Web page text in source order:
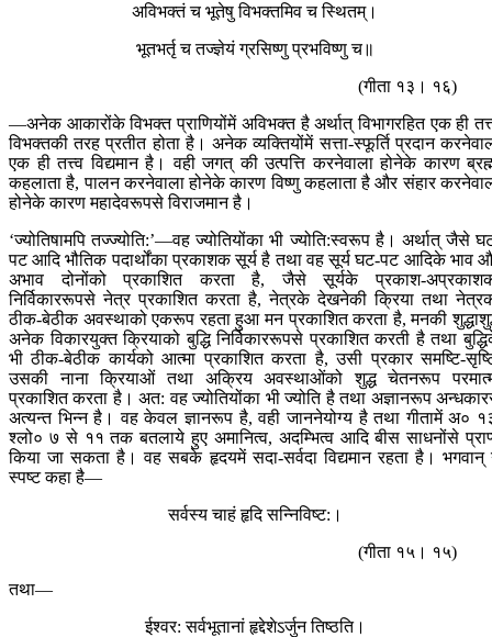
अविभक्तं च भूतेषु विभक्तमिव च स्थितम्।
भूतभर्तृ च तज्ज्ञेयं ग्रसिष्णु प्रभविष्णु च॥
(गीता १३। १६)
—अनेक आकारोंके विभक्त प्राणियोंमें अविभक्त है अर्थात् विभागरहित एक ही
विभक्तकी तरह प्रतीत होता है। अनेक व्यक्तियोंमें सत्ता-स्फूर्ति प्रदान
एक ही तत्त्व विद्यमान है। वही जगत् की उत्पत्ति करनेवाला होनेके कारण
कहलाता है, पालन करनेवाला होनेके कारण विष्णु कहलाता है और संहार
होनेके कारण महादेवरूपसे विराजमान है।
‘ज्योतिषामपि तज्ज्योति:’—वह ज्योतियोंका भी ज्योति:स्वरूप है। अर्थात् जैसे
पट आदि भौतिक पदार्थोंका प्रकाशक सूर्य है तथा वह सूर्य घट-पट आदिके भाव
अभाव दोनोंको प्रकाशित करता है, जैसे सूर्यके प्रकाश-
निर्विकाररूपसे नेत्र प्रकाशित करता है, नेत्रके देखनेकी क्रिया तथा
ठीक-बेठीक अवस्थाको एकरूप रहता हुआ मन प्रकाशित करता है, मनकी
अनेक विकारयुक्त क्रियाको बुद्धि निर्विकाररूपसे प्रकाशित करती है तथा
भी ठीक-बेठीक कार्यको आत्मा प्रकाशित करता है, उसी प्रकार समष्टि-
उसकी नाना क्रियाओं तथा अक्रिय अवस्थाओंको शुद्ध चेतनरूप
प्रकाशित करता है। अत: वह ज्योतियोंका भी ज्योति है तथा अज्ञानरूप
अत्यन्त भिन्न है। वह केवल ज्ञानरूप है, वही जाननेयोग्य है तथा गीतामें अ०
श्लो० ७ से ११ तक बतलाये हुए अमानित्व, अदम्भित्व आदि बीस साधनोंसे
किया जा सकता है। वह सबके हृदयमें सदा-सर्वदा विद्यमान रहता है। भगवान्
स्पष्ट कहा है—
सर्वस्य चाहं हृदि सन्निविष्ट:।
(गीता १५। १५)
तथा—
ईश्वर: सर्वभूतानां हृद्देशेऽर्जुन तिष्ठति।